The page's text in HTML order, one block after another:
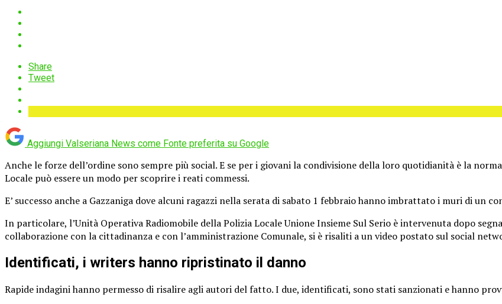
Share
Tweet
Aggiungi Valseriana News come Fonte preferita su Google
Anche le forze dell’ordine sono sempre più social. E se per i giovani la condivisione della loro quotidianità è la
Locale può essere un modo per scoprire i reati commessi.
E’ successo anche a Gazzaniga dove alcuni ragazzi nella serata di sabato 1 febbraio hanno imbrattato i muri di un
In particolare, l’Unità Operativa Radiomobile della Polizia Locale Unione Insieme Sul Serio è intervenuta dopo
collaborazione con la cittadinanza e con l’amministrazione Comunale, si è risaliti a un video postato sul social
Identificati, i writers hanno ripristinato il danno
Rapide indagini hanno permesso di risalire agli autori del fatto. I due, identificati, sono stati sanzionati e hanno